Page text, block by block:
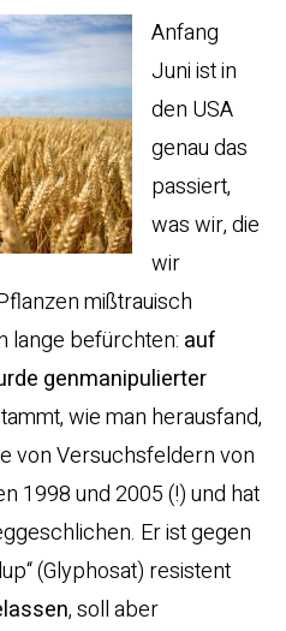
Anfang
Juni ist in
den USA
genau das
passiert,
was wir, die
wir
mißtrauisch
lange befürchten: auf
genmanipulierter
wie man herausfand,
von Versuchsfeldern von
1998 und 2005 (!) und hat
Er ist gegen
(Glyphosat) resistent
, soll aber